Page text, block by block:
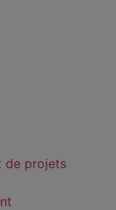
de projets